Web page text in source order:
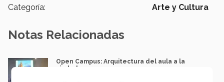
Categoría: Arte y Cultura
Notas Relacionadas
Open Campus: Arquitectura del aula a la
ciudad.